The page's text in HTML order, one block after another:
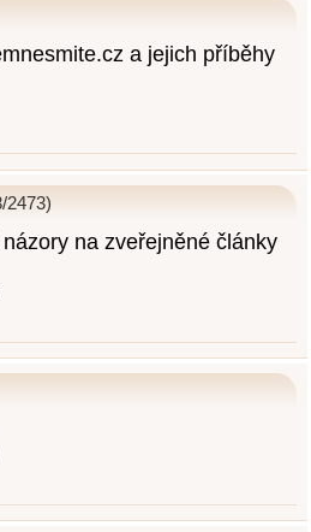
a jejich příběhy
2473)
na zveřejněné články